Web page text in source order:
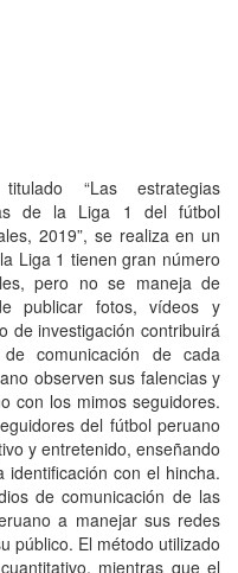
“Las estrategias
de la Liga 1 del fútbol
2019”, se realiza en un
Liga 1 tienen gran número
pero no se maneja de
publicar fotos, vídeos y
de investigación contribuirá
comunicación de cada
observen sus falencias y
con los mimos seguidores.
del fútbol peruano
y entretenido, enseñando
identificación con el hincha.
de comunicación de las
a manejar sus redes
público. El método utilizado
mientras que el